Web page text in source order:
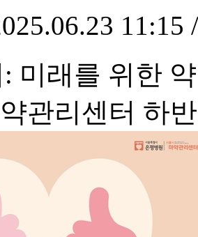
11:15
미래를 위한
관리센터 하